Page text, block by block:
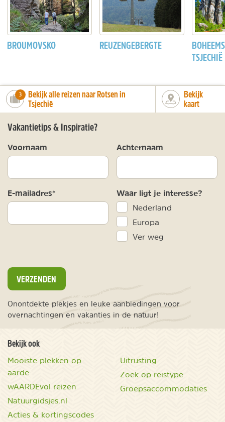
BROUMOVSKO REUZENGEBERGTE
TSJECHIË
number_of_trips:
3
Bekijk alle reizen naar Rotsen in
Tsjechië
Bekijk
kaart
Vakantietips & Inspiratie?
Voornaam Achternaam
E-mailadres* Waar ligt je interesse?
Nederland
Europa
Ver weg
VERZENDEN
Onontdekte plekjes en leuke aanbiedingen voor
overnachtingen en vakanties in de natuur!
Bekijk ook
Mooiste plekken op
aarde
wAARDEvol reizen
Natuurgidsjes.nl
Acties & kortingscodes
Uitrusting
Zoek op reistype
Groepsaccommodaties